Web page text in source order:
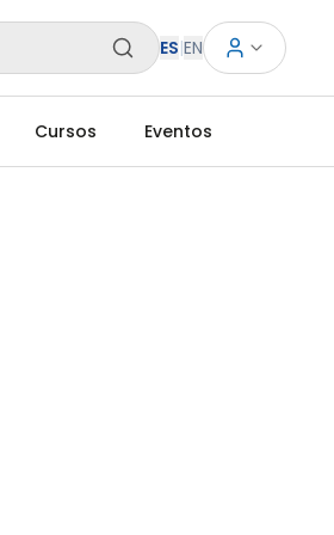
ES|EN
Cursos Eventos